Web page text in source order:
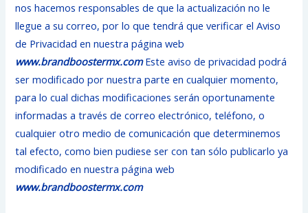
nos hacemos responsables de que la actualización no le
llegue a su correo, por lo que tendrá que verificar el Aviso
de Privacidad en nuestra página web
www.brandboostermx.comEste aviso de privacidad podrá
ser modificado por nuestra parte en cualquier momento,
para lo cual dichas modificaciones serán oportunamente
informadas a través de correo electrónico, teléfono, o
cualquier otro medio de comunicación que determinemos
tal efecto, como bien pudiese ser con tan sólo publicarlo ya
modificado en nuestra página web
www.brandboostermx.com